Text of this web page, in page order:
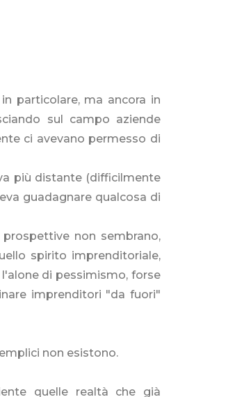
particolare, ma ancora in
sul campo aziende
ci avevano permesso di
più distante (difficilmente
guadagnare qualcosa di
non sembrano,
spirito imprenditoriale,
di pessimismo, forse
imprenditori "da fuori"
non esistono.
quelle realtà che già